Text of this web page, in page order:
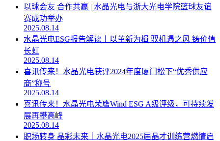
以球会友 合作共赢 | 水晶光电与浙大光电学院篮球友谊
赛成功举办
2025.08.14
水晶光电ESG报告解读丨以革新为楫 驭机遇之风 铸价值
长虹
2025.08.14
喜讯传来！水晶光电获评2024年度厦门松下“优秀供应
商”称号
2025.08.14
喜讯传来！水晶光电荣膺Wind ESG A级评级，可持续发
展再攀高峰
2025.08.14
职场转身 晶彩未来｜水晶光电2025届晶才训练营燃情启